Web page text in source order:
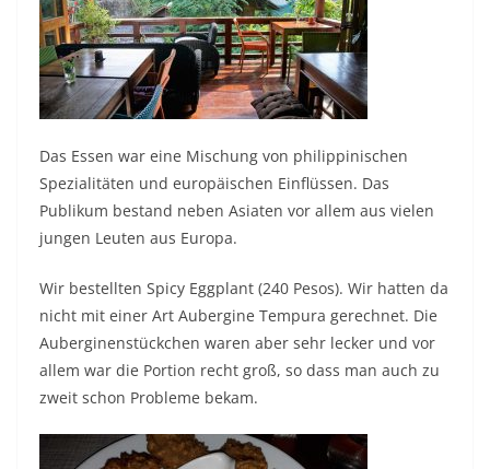
Das Essen war eine Mischung von philippinischen
Spezialitäten und europäischen Einflüssen. Das
Publikum bestand neben Asiaten vor allem aus vielen
jungen Leuten aus Europa.
Wir bestellten Spicy Eggplant (240 Pesos). Wir hatten da
nicht mit einer Art Aubergine Tempura gerechnet. Die
Auberginenstückchen waren aber sehr lecker und vor
allem war die Portion recht groß, so dass man auch zu
zweit schon Probleme bekam.